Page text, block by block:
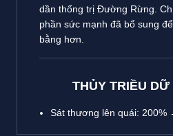
dần thống trị Đường Rừng.
phần sức mạnh đã bổ sung
bằng hơn.
THỦY TRIỀU DỮ
Sát thương lên quái: 200%